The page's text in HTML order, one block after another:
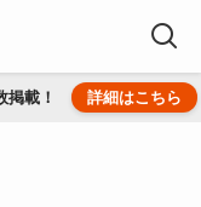
掲載！ 詳細はこちら